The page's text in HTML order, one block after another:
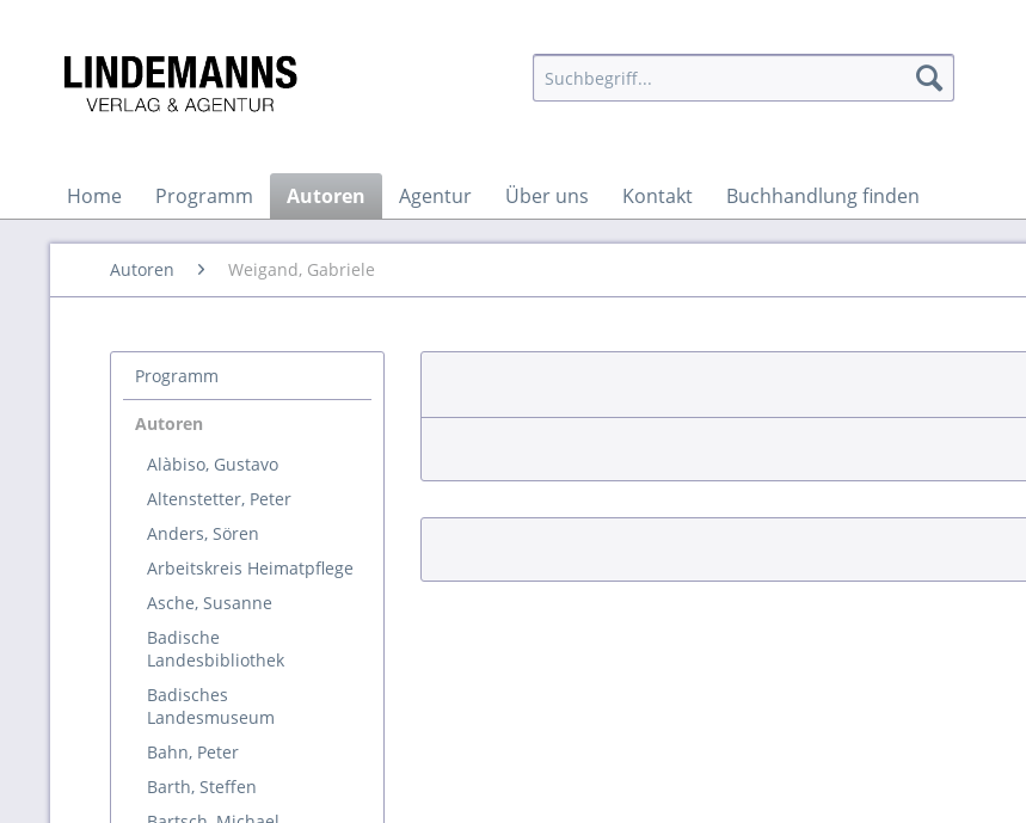
Home Programm Autoren Agentur Über uns Kontakt Buchhandlung finden
Autoren Weigand, Gabriele
Programm
Autoren
Alàbiso, Gustavo
Altenstetter, Peter
Anders, Sören
Arbeitskreis Heimatpflege
Asche, Susanne
Badische
Landesbibliothek
Badisches
Landesmuseum
Bahn, Peter
Barth, Steffen